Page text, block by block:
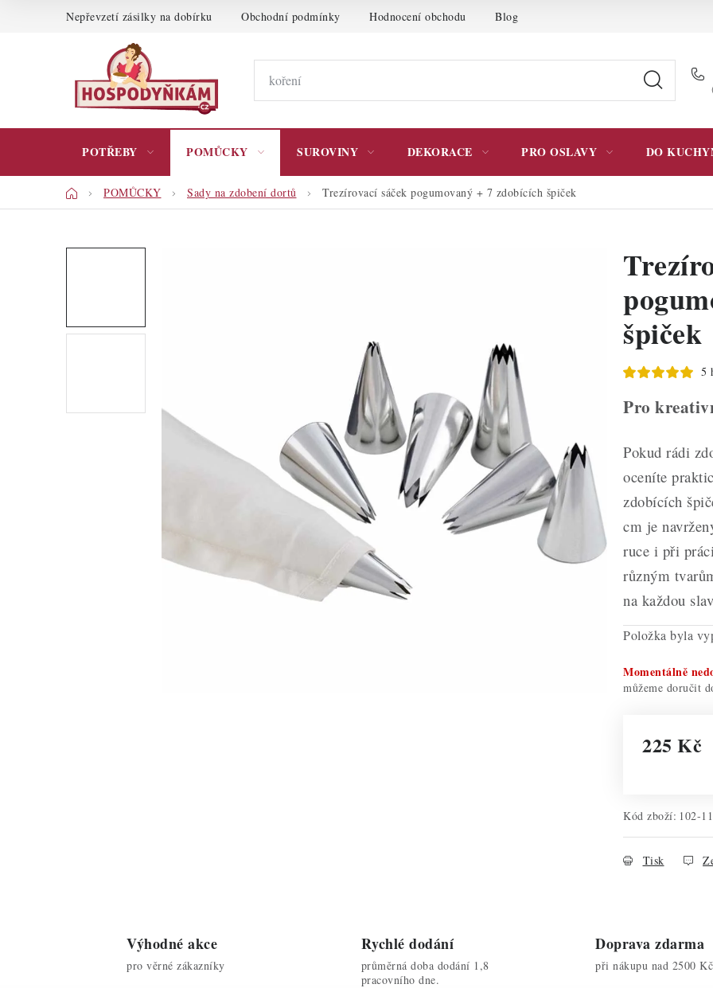
Nepřevzetí zásilky na dobírku Obchodní podmínky Hodnocení obchodu Blog
POTŘEBY POMŮCKY SUROVINY DEKORACE PRO OSLAVY DO
DomůPOMŮCKY Sady na zdobení dortů Trezírovací sáček pogumovaný + 7 zdobících špiček
špiček
5
Pro
Pokud rádi
oceníte
zdobících
cm je
ruce i při
různým
na každou
Položka byla
Momentálně
225 Kč
Kód zboží: 102-
Tisk
Výhodné akce
pro věrné zákazníky
Rychlé dodání
průměrná doba dodání 1,8
pracovního dne.
Doprava zdarma
při nákupu nad 2500 Kč